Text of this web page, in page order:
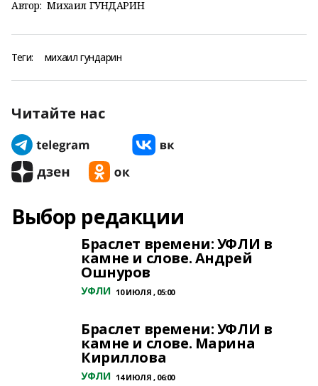
Автор: Михаил ГУНДАРИН
Теги: михаил гундарин
Читайте нас
Выбор редакции
Браслет времени: УФЛИ в
камне и слове. Андрей
Ошнуров
УФЛИ 10 ИЮЛЯ , 05:00
Браслет времени: УФЛИ в
камне и слове. Марина
Кириллова
УФЛИ 14 ИЮЛЯ , 06:00